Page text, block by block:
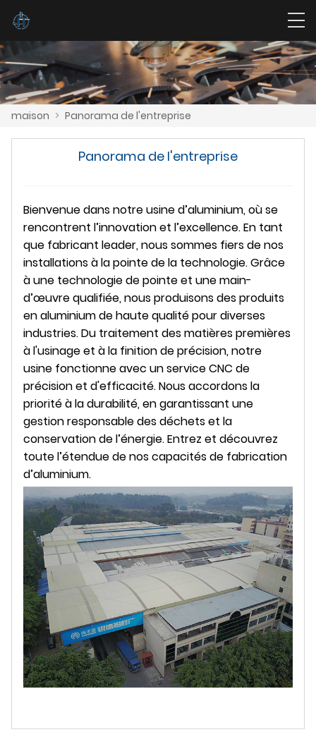
maison > Panorama de l'entreprise
Panorama de l'entreprise
Bienvenue dans notre usine d’aluminium, où se
rencontrent l’innovation et l’excellence. En tant
que fabricant leader, nous sommes fiers de nos
installations à la pointe de la technologie. Grâce
à une technologie de pointe et une main-
d’œuvre qualifiée, nous produisons des produits
en aluminium de haute qualité pour diverses
industries. Du traitement des matières premières
à l'usinage et à la finition de précision, notre
usine fonctionne avec un service CNC de
précision et d'efficacité. Nous accordons la
priorité à la durabilité, en garantissant une
gestion responsable des déchets et la
conservation de l’énergie. Entrez et découvrez
toute l’étendue de nos capacités de fabrication
d’aluminium.